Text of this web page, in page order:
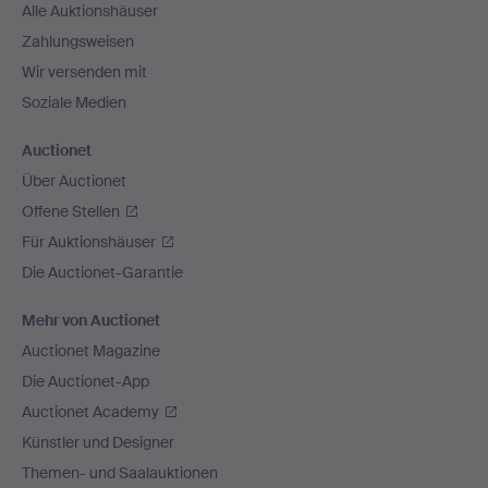
Alle Auktionshäuser
Zahlungsweisen
Wir versenden mit
Soziale Medien
Auctionet
Über Auctionet
Offene Stellen
Für Auktionshäuser
Die Auctionet-Garantie
Mehr von Auctionet
Auctionet Magazine
Die Auctionet-App
Auctionet Academy
Künstler und Designer
Themen- und Saalauktionen